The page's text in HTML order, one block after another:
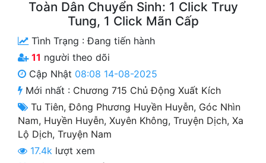
Cạnh Kỹ
Cổ Tiên Hiệp
Cổ Đại
Du Hí
Dã Sử
Toàn Dân Chuyển Sinh: 1 Click Truy
Tung, 1 Click Mãn Cấp
Tình Trạng :Đang tiến hành
11 người theo dõi
Cập Nhật 08:08 14-08-2025
Mới nhất : Chương 715 Chủ Động Xuất Kích
Tu Tiên,Đông Phương Huyền Huyễn, Góc Nhìn
Nam, Huyền Huyễn, Xuyên Không, Truyện Dịch, Xa
Lộ Dịch, Truyện Nam
17.4k lượt xem